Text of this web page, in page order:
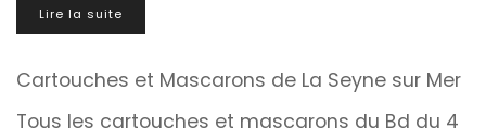
Lire la suite
Cartouches et Mascarons de La Seyne sur Mer
Tous les cartouches et mascarons du Bd du 4